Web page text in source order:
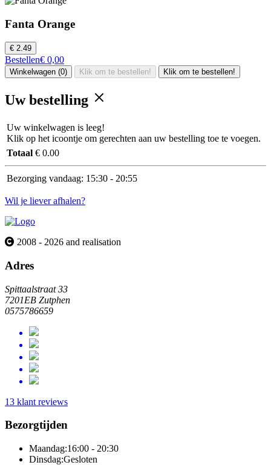
Fanta Orange
€ 2.49
Bestellen€ 0,00
Winkelwagen (0) Klik om te bestellen! Klik om te bestellen!
Uw bestelling
Uw winkelwagen is leeg!
Klik op het icoontje om gerechten aan uw bestelling toe te voegen.
Totaal € 0.00
Bezorging vandaag: 15:30 - 20:55
Wil je liever afhalen?
2008 - 2026 and realisation
Adres
Spittaalstraat 33
7201EB Zutphen
0575786659
13 klant reviews
Bezorgtijden
Maandag:16:00 - 20:30
Dinsdag:Gesloten